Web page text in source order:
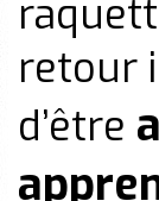
retour
d’être